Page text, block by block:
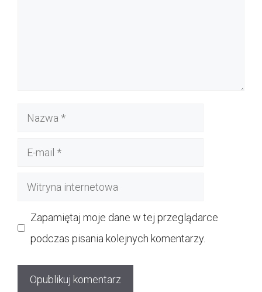
Nazwa
Witryna
Zapamiętaj moje dane w tej przeglądarce
podczas pisania kolejnych komentarzy.